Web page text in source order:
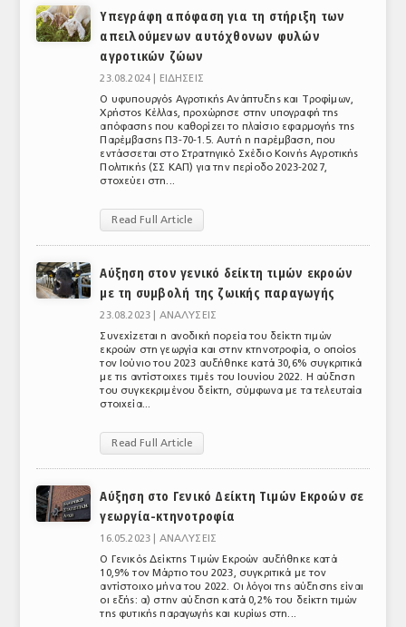
Υπεγράφη απόφαση για τη στήριξη των
απειλούμενων αυτόχθονων φυλών
αγροτικών ζώων
23.08.2024 |
ΕΙΔΗΣΕΙΣ
Ο υφυπουργός Αγροτικής Ανάπτυξης και Τροφίμων,
Χρήστος Κέλλας, προχώρησε στην υπογραφή της
απόφασης που καθορίζει το πλαίσιο εφαρμογής της
Παρέμβασης Π3-70-1.5. Αυτή η παρέμβαση, που
εντάσσεται στο Στρατηγικό Σχέδιο Κοινής Αγροτικής
Πολιτικής (ΣΣ ΚΑΠ) για την περίοδο 2023-2027,
στοχεύει στη...
Read Full Article
Αύξηση στον γενικό δείκτη τιμών εκροών
με τη συμβολή της ζωικής παραγωγής
23.08.2023 | ΑΝΑΛΥΣΕΙΣ
Συνεχίζεται η ανοδική πορεία του δείκτη τιμών
εκροών στη γεωργία και στην κτηνοτροφία, ο οποίος
τον Ιούνιο του 2023 αυξήθηκε κατά 30,6% συγκριτικά
με τις αντίστοιχες τιμές του Ιουνίου 2022. Η αύξηση
του συγκεκριμένου δείκτη, σύμφωνα με τα τελευταία
στοιχεία...
Read Full Article
Αύξηση στο Γενικό Δείκτη Τιμών Εκροών σε
γεωργία-κτηνοτροφία
16.05.2023 | ΑΝΑΛΥΣΕΙΣ
Ο Γενικός Δείκτης Τιμών Εκροών αυξήθηκε κατά
10,9% τον Μάρτιο του 2023, συγκριτικά με τον
αντίστοιχο μήνα του 2022. Οι λόγοι της αύξησης είναι
οι εξής: α) στην αύξηση κατά 0,2% του δείκτη τιμών
της φυτικής παραγωγής και κυρίως στη...